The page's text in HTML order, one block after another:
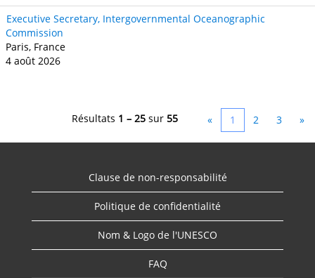
Executive Secretary, Intergovernmental Oceanographic
Commission
Paris, France
4 août 2026
Résultats 1 – 25 sur 55 « 1 2 3 »
Clause de non-responsabilité
Politique de confidentialité
Nom & Logo de l'UNESCO
FAQ